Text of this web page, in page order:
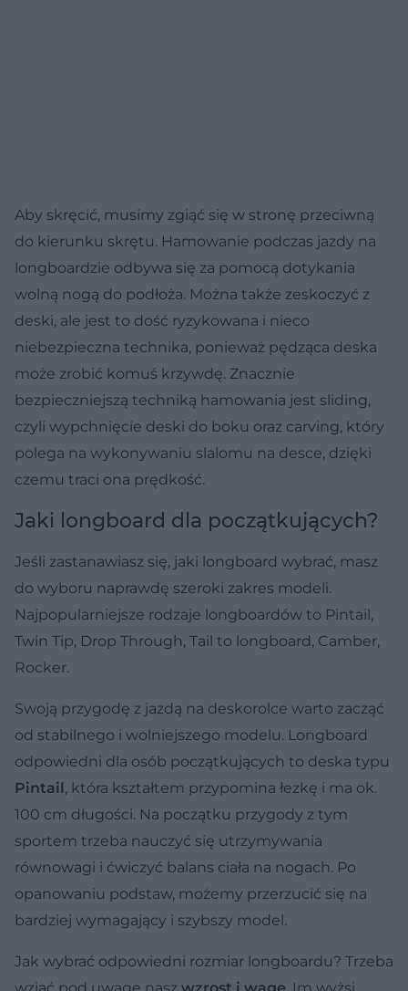
Aby skręcić, musimy zgiąć się w stronę przeciwną
do kierunku skrętu. Hamowanie podczas jazdy na
longboardzie odbywa się za pomocą dotykania
wolną nogą do podłoża. Można także zeskoczyć z
deski, ale jest to dość ryzykowana i nieco
niebezpieczna technika, ponieważ pędząca deska
może zrobić komuś krzywdę. Znacznie
bezpieczniejszą techniką hamowania jest sliding,
czyli wypchnięcie deski do boku oraz carving, który
polega na wykonywaniu slalomu na desce, dzięki
czemu traci ona prędkość.
Jaki longboard dla początkujących?
Jeśli zastanawiasz się, jaki longboard wybrać, masz
do wyboru naprawdę szeroki zakres modeli.
Najpopularniejsze rodzaje longboardów to Pintail,
Twin Tip, Drop Through, Tail to longboard, Camber,
Rocker.
Swoją przygodę z jazdą na deskorolce warto zacząć
od stabilnego i wolniejszego modelu. Longboard
odpowiedni dla osób początkujących to deska typu
Pintail, która kształtem przypomina łezkę i ma ok.
100 cm długości. Na początku przygody z tym
sportem trzeba nauczyć się utrzymywania
równowagi i ćwiczyć balans ciała na nogach. Po
opanowaniu podstaw, możemy przerzucić się na
bardziej wymagający i szybszy model.
Jak wybrać odpowiedni rozmiar longboardu? Trzeba
wziąć pod uwagę nasz wzrost i wagę. Im wyżsi